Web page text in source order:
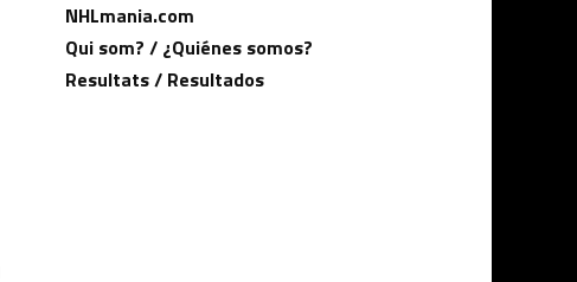
NHLmania.com
Qui som? / ¿Quiénes somos?
Resultats / Resultados